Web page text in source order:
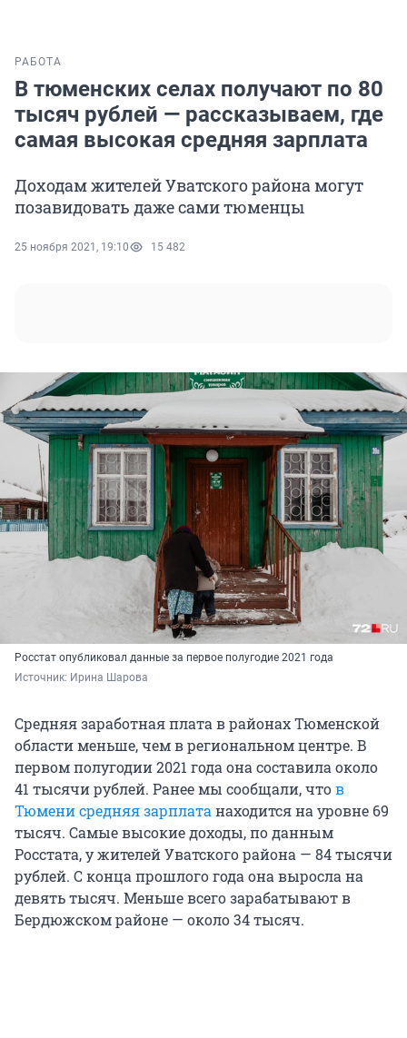
РАБОТА
В тюменских селах получают по 80
тысяч рублей — рассказываем, где
самая высокая средняя зарплата
Доходам жителей Уватского района могут
позавидовать даже сами тюменцы
25 ноября 2021, 19:10 15 482
Росстат опубликовал данные за первое полугодие 2021 года
Источник: Ирина Шарова
Средняя заработная плата в районах Тюменской
области меньше, чем в региональном центре. В
первом полугодии 2021 года она составила около
41 тысячи рублей. Ранее мы сообщали, чтов
Тюмени средняя зарплатанаходится на уровне 69
тысяч. Самые высокие доходы, по данным
Росстата, у жителей Уватского района — 84 тысячи
рублей. С конца прошлого года она выросла на
девять тысяч. Меньше всего зарабатывают в
Бердюжском районе — около 34 тысяч.